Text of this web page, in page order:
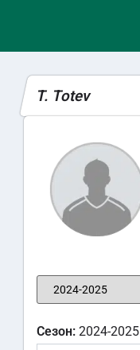
T. Totev
Сезон: 2024-2025